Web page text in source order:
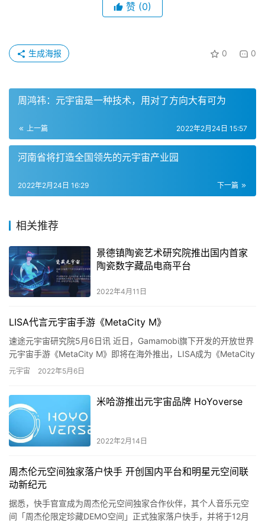
赞 (0)
0 0
生成海报
周鸿祎：元宇宙是一种技术，用对了方向大有可为
上一篇 2022年2月24日 15:57
河南省将打造全国领先的元宇宙产业园
下一篇
2022年2月24日 16:29
相关推荐
景德镇陶瓷艺术研究院推出国内首家
陶瓷数字藏品电商平台
2022年4月11日
LISA代言元宇宙手游《MetaCity M》
速途元宇宙研究院5月6日讯 近日，Gamamobi旗下开发的开放世界
元宇宙手游《MetaCity M》即将在海外推出，LISA成为《MetaCity
M》的全球代言人。 据了解，《…
元宇宙 2022年5月6日
米哈游推出元宇宙品牌 HoYoverse
2022年2月14日
周杰伦元空间独家落户快手 开创国内平台和明星元空间联
动新纪元
据悉，快手官宣成为周杰伦元空间独家合作伙伴，其个人音乐元空
间「周杰伦限定珍藏DEMO空间」正式独家落户快手，并将于12月